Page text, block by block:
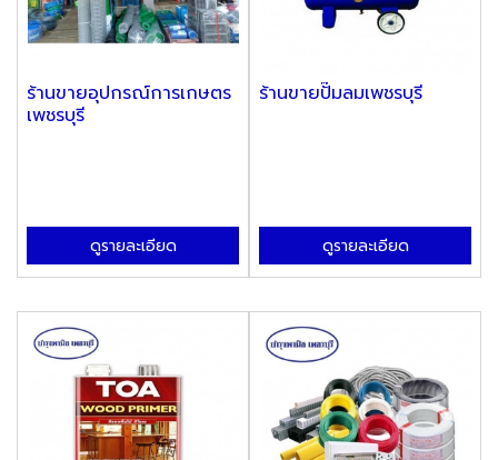
ร้านขายอุปกรณ์การเกษตร
เพชรบุรี
ดูรายละเอียด
ร้านขายปั๊มลมเพชรบุรี
ดูรายละเอียด